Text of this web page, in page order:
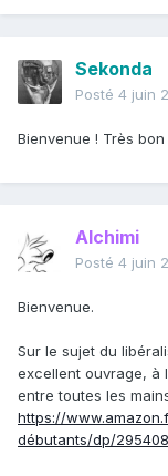
Sekonda
Posté 4 juin
Bienvenue ! Très bon
Alchimi
Posté 4 juin
Bienvenue.
Sur le sujet du
excellent ouvrage, à
entre toutes les
https://
débutants/dp/